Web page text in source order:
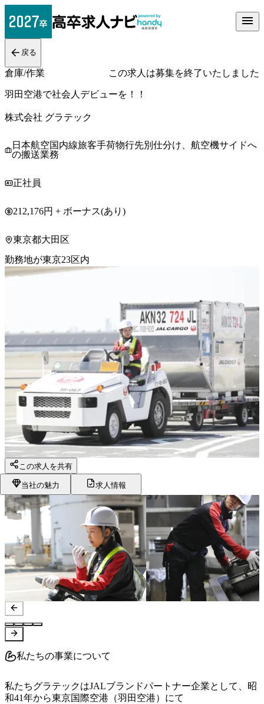
戻る
倉庫/作業 この求人は募集を終了いたしました
羽田空港で社会人デビューを！！
株式会社 グラテック
日本航空国内線旅客手荷物行先別仕分け、航空機サイドへ
の搬送業務
正社員
212,176円 + ボーナス(あり)
東京都大田区
勤務地が東京23区内
この求人を共有
当社の魅力 求人情報
私たちの事業について
私たちグラテックはJALブランドパートナー企業として、昭
和41年から東京国際空港（羽田空港）にて